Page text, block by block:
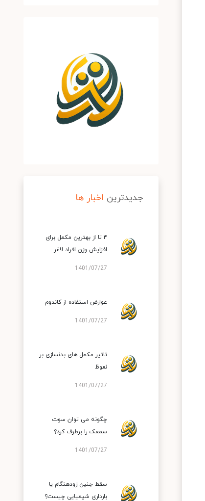
جدیدترین اخبار ها
۴ تا از بهترین مکمل برای
افزایش وزن افراد لاغر
1401/07/27
عوارض استفاده از کاندوم
1401/07/27
تاثیر مکمل های بدنسازی بر
نعوظ
1401/07/27
چگونه می توان سوت
سمعک را برطرف کرد؟
1401/07/27
سقط جنین زودهنگام یا
بارداری شیمیایی چیست؟